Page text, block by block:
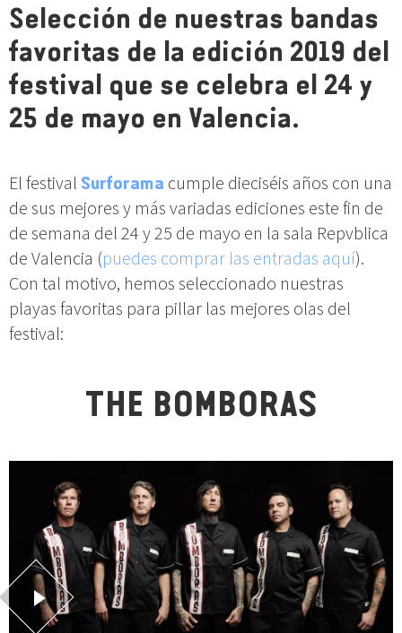
Selección de nuestras bandas
favoritas de la edición 2019 del
festival que se celebra el 24 y
25 de mayo en Valencia.
El festival Surforama cumple dieciséis años con una
de sus mejores y más variadas ediciones este fin de
de semana del 24 y 25 de mayo en la sala Repvblica
de Valencia (puedes comprar las entradas aquí).
Con tal motivo, hemos seleccionado nuestras
playas favoritas para pillar las mejores olas del
festival:
THE BOMBORAS